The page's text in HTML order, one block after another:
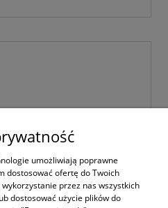
umożliwiają poprawne
dostosować ofertę do Twoich
przez nas wszystkich
dostosować użycie plików do